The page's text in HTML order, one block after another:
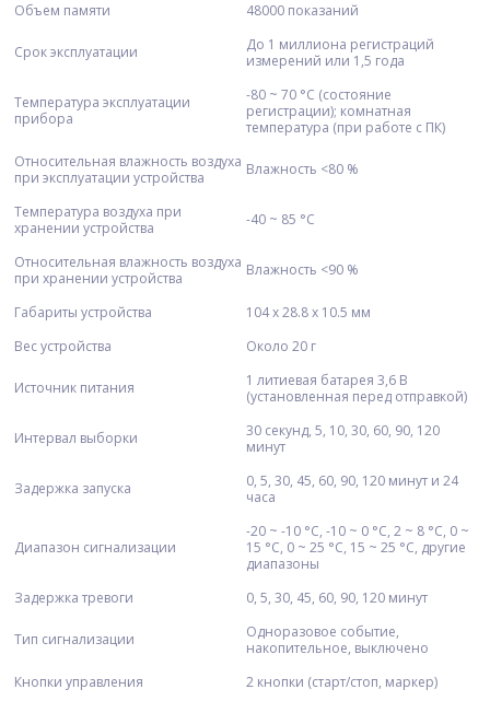
Объем памяти
48000 показаний
Срок эксплуатации
До 1 миллиона регистраций
измерений или 1,5 года
Температура эксплуатации
прибора
-80 ~ 70 °C (состояние
регистрации); комнатная
температура (при работе с ПК)
Относительная влажность воздуха
при эксплуатации устройства
Влажность <80 %
Температура воздуха при
хранении устройства
-40 ~ 85 °C
Относительная влажность воздуха
при хранении устройства
Влажность <90 %
Габариты устройства
104 х 28.8 х 10.5 мм
Вес устройства
Около 20 г
Источник питания
1 литиевая батарея 3,6 В
(установленная перед отправкой)
Интервал выборки
30 секунд, 5, 10, 30, 60, 90, 120
минут
Задержка запуска
0, 5, 30, 45, 60, 90, 120 минут и 24
часа
Диапазон сигнализации
-20 ~ -10 °C, -10 ~ 0 °C, 2 ~ 8 °C, 0 ~
15 °C, 0 ~ 25 °C, 15 ~ 25 °C, другие
диапазоны
Задержка тревоги
0, 5, 30, 45, 60, 90, 120 минут
Тип сигнализации
Одноразовое событие,
накопительное, выключено
Кнопки управления
2 кнопки (старт/стоп, маркер)